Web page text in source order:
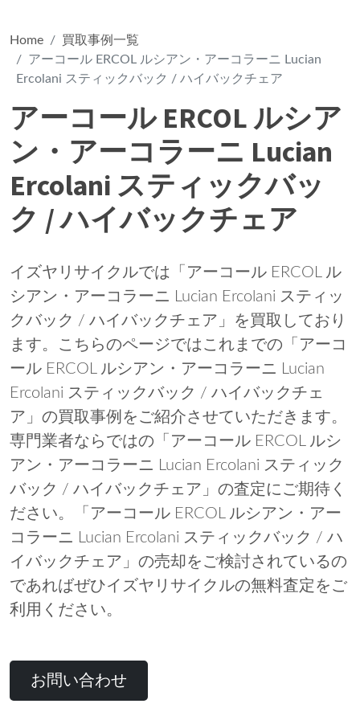
Home
買取事例一覧
アーコール ERCOL ルシアン・アーコラーニ Lucian
Ercolani スティックバック / ハイバックチェア
アーコール ERCOL ルシア
ン・アーコラーニ Lucian
Ercolani スティックバッ
ク / ハイバックチェア
イズヤリサイクルでは「アーコール ERCOL ル
シアン・アーコラーニ Lucian Ercolani スティッ
クバック / ハイバックチェア」を買取しており
ます。こちらのページではこれまでの「アーコ
ール ERCOL ルシアン・アーコラーニ Lucian
Ercolani スティックバック / ハイバックチェ
ア」の買取事例をご紹介させていただきます。
専門業者ならではの「アーコール ERCOL ルシ
アン・アーコラーニ Lucian Ercolani スティック
バック / ハイバックチェア」の査定にご期待く
ださい。「アーコール ERCOL ルシアン・アー
コラーニ Lucian Ercolani スティックバック / ハ
イバックチェア」の売却をご検討されているの
であればぜひイズヤリサイクルの無料査定をご
利用ください。
お問い合わせ